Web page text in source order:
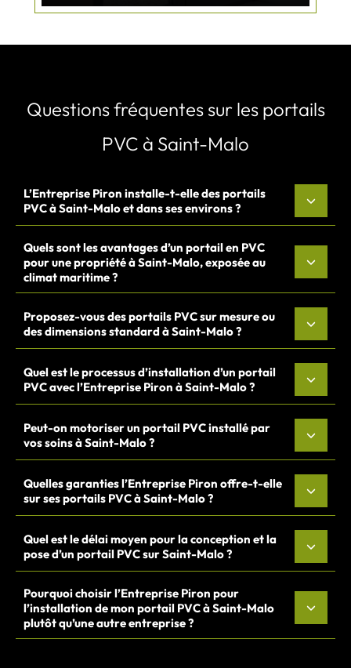
Questions fréquentes sur les portails
PVC à Saint-Malo
L’Entreprise Piron installe-t-elle des portails
PVC à Saint-Malo et dans ses environs ?
Quels sont les avantages d’un portail en PVC
pour une propriété à Saint-Malo, exposée au
climat maritime ?
Proposez-vous des portails PVC sur mesure ou
des dimensions standard à Saint-Malo ?
Quel est le processus d’installation d’un portail
PVC avec l’Entreprise Piron à Saint-Malo ?
Peut-on motoriser un portail PVC installé par
vos soins à Saint-Malo ?
Quelles garanties l’Entreprise Piron offre-t-elle
sur ses portails PVC à Saint-Malo ?
Quel est le délai moyen pour la conception et la
pose d’un portail PVC sur Saint-Malo ?
Pourquoi choisir l’Entreprise Piron pour
l’installation de mon portail PVC à Saint-Malo
plutôt qu’une autre entreprise ?